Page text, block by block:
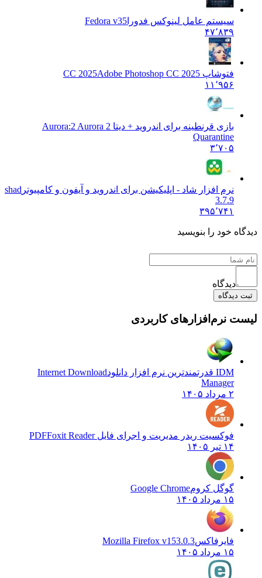
سیستم عامل لینوکس فدورا Fedora v35
۴۷٬۸۳۹
فتوشاپ CC 2025 Adobe Photoshop CC 2025
۱۱٬۹۵۶
بازی قرنطینه برای اندروید + دیتا 2 Aurora:
2 Aurora
Quarantine
۳٬۷۰۵
نرم افزار شاد - اپلیکیشن برای اندروید و آیفون و کامپیوتر shad
3.7.9
۳۹۵٬۷۴۱
دیدگاه خود را بنویسید
دیدگاه
ثبت دیدگاه
لیست نرم‌افزارهای کاربردی
IDM قدرتمندترین نرم افزار دانلود
Internet Download
Manager
۲ مرداد ۱۴۰۵
فوکسیت ریدر مدیریت و اجرای فایل PDFFoxit Reader
۱۴ تیر ۱۴۰۵
گوگل کرومGoogle Chrome
۱۵ مرداد ۱۴۰۵
فایرفاکسMozilla Firefox v153.0.3
۱۵ مرداد ۱۴۰۵